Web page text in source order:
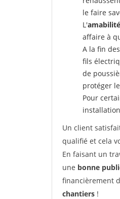
le faire
L'amabilité
affaire à
A la fin
fils
de
protéger
Pour
Un client
qualifié et cela
En faisant un
une bonne
financièrement
chantiers !